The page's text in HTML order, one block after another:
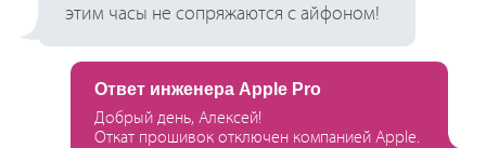
этим часы не сопряжаются с айфоном!
Ответ инженера Apple Pro
Добрый день, Алексей!
Откат прошивок отключен компанией Apple.